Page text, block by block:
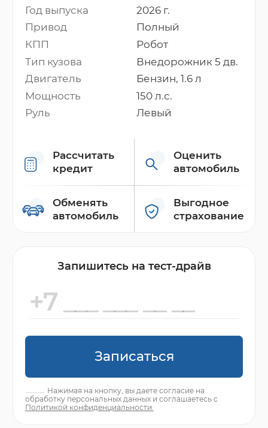
Год выпуска
2026 г.
Привод
Полный
КПП
Робот
Тип кузова
Внедорожник 5 дв.
Двигатель
Бензин, 1.6 л
Мощность
150 л.с.
Руль
Левый
Рассчитать
кредит
Оценить
автомобиль
Обменять
автомобиль
Выгодное
страхование
Запишитесь на тест-драйв
Записаться
Нажимая на кнопку, вы даете согласие на
обработку персональных данных и соглашаетесь с
Политикой конфиденциальности.